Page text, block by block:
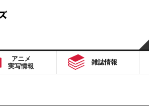
アニメ
実写情報
雑誌情報